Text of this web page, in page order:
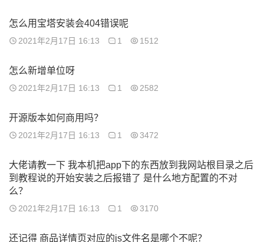
怎么用宝塔安装会404错误呢
2021年2月17日 16:13 1 1512
怎么新增单位呀
2021年2月17日 16:13 1 2582
开源版本如何商用吗？
2021年2月17日 16:13 1 3472
大佬请教一下 我本机把app下的东西放到我网站根目录之后
到教程说的开始安装之后报错了 是什么地方配置的不对
么？
2021年2月17日 16:13 1 3170
还记得 商品详情页对应的js文件名是哪个不呢？